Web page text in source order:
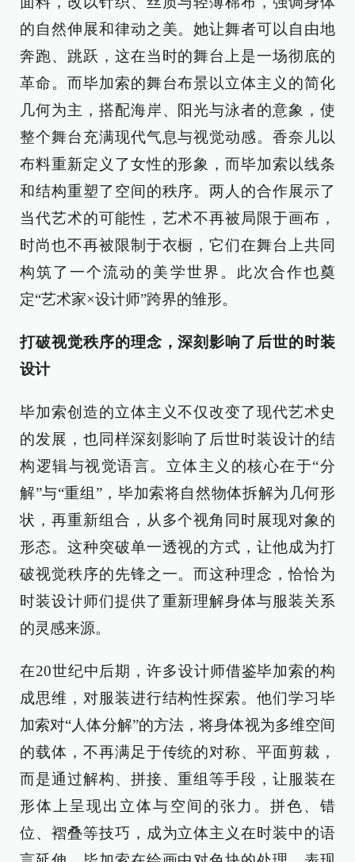
的自然伸展和律动之美。她让舞者可以自由地
奔跑、跳跃，这在当时的舞台上是一场彻底的
革命。而毕加索的舞台布景以立体主义的简化
几何为主，搭配海岸、阳光与泳者的意象，使
整个舞台充满现代气息与视觉动感。香奈儿以
布料重新定义了女性的形象，而毕加索以线条
和结构重塑了空间的秩序。两人的合作展示了
当代艺术的可能性，艺术不再被局限于画布，
时尚也不再被限制于衣橱，它们在舞台上共同
构筑了一个流动的美学世界。此次合作也奠
定“艺术家×设计师”跨界的雏形。
打破视觉秩序的理念，深刻影响了后世的时装
设计
毕加索创造的立体主义不仅改变了现代艺术史
的发展，也同样深刻影响了后世时装设计的结
构逻辑与视觉语言。立体主义的核心在于“分
解”与“重组”，毕加索将自然物体拆解为几何形
状，再重新组合，从多个视角同时展现对象的
形态。这种突破单一透视的方式，让他成为打
破视觉秩序的先锋之一。而这种理念，恰恰为
时装设计师们提供了重新理解身体与服装关系
的灵感来源。
在20世纪中后期，许多设计师借鉴毕加索的构
成思维，对服装进行结构性探索。他们学习毕
加索对“人体分解”的方法，将身体视为多维空间
的载体，不再满足于传统的对称、平面剪裁，
而是通过解构、拼接、重组等手段，让服装在
形体上呈现出立体与空间的张力。拼色、错
位、褶叠等技巧，成为立体主义在时装中的语